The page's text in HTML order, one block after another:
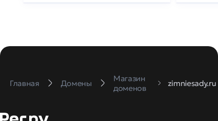
Главная Домены
Магазин
доменов
zimniesady.ru